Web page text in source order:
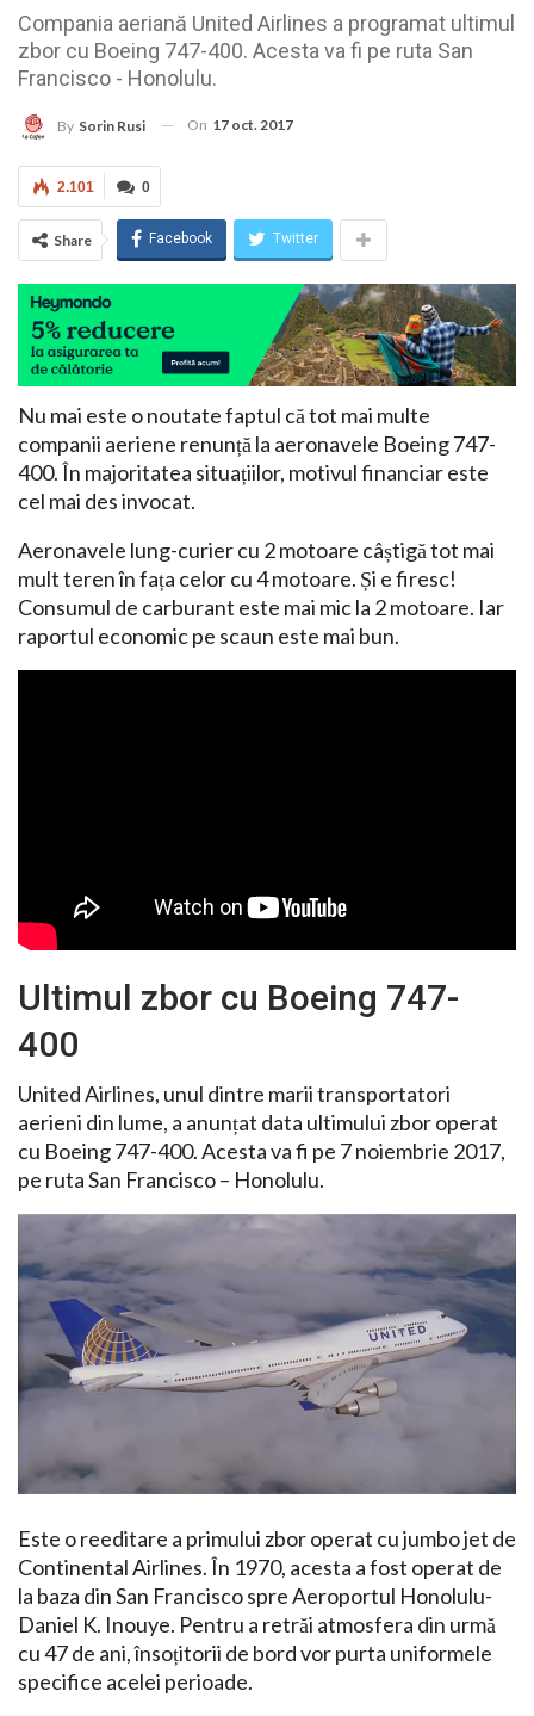
Compania aeriană United Airlines a programat ultimul
zbor cu Boeing 747-400. Acesta va fi pe ruta San
Francisco - Honolulu.
By Sorin Rusi On 17 oct. 2017
0
2.101
Share Facebook Twitter
Nu mai este o noutate faptul că tot mai multe
companii aeriene renunță la aeronavele Boeing 747-
400. În majoritatea situațiilor, motivul financiar este
cel mai des invocat.
Aeronavele lung-curier cu 2 motoare câștigă tot mai
mult teren în fața celor cu 4 motoare. Și e firesc!
Consumul de carburant este mai mic la 2 motoare. Iar
raportul economic pe scaun este mai bun.
Ultimul zbor cu Boeing 747-
400
United Airlines, unul dintre marii transportatori
aerieni din lume, a anunțat data ultimului zbor operat
cu Boeing 747-400. Acesta va fi pe 7 noiembrie 2017,
pe ruta San Francisco – Honolulu.
Este o reeditare a primului zbor operat cu jumbo jet de
Continental Airlines. În 1970, acesta a fost operat de
la baza din San Francisco spre Aeroportul Honolulu-
Daniel K. Inouye. Pentru a retrăi atmosfera din urmă
cu 47 de ani, însoțitorii de bord vor purta uniformele
specifice acelei perioade.